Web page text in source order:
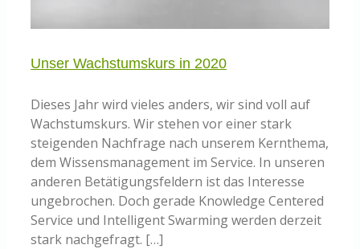
Unser Wachstumskurs in 2020
Dieses Jahr wird vieles anders, wir sind voll auf
Wachstumskurs. Wir stehen vor einer stark
steigenden Nachfrage nach unserem Kernthema,
dem Wissensmanagement im Service. In unseren
anderen Betätigungsfeldern ist das Interesse
ungebrochen. Doch gerade Knowledge Centered
Service und Intelligent Swarming werden derzeit
stark nachgefragt. […]